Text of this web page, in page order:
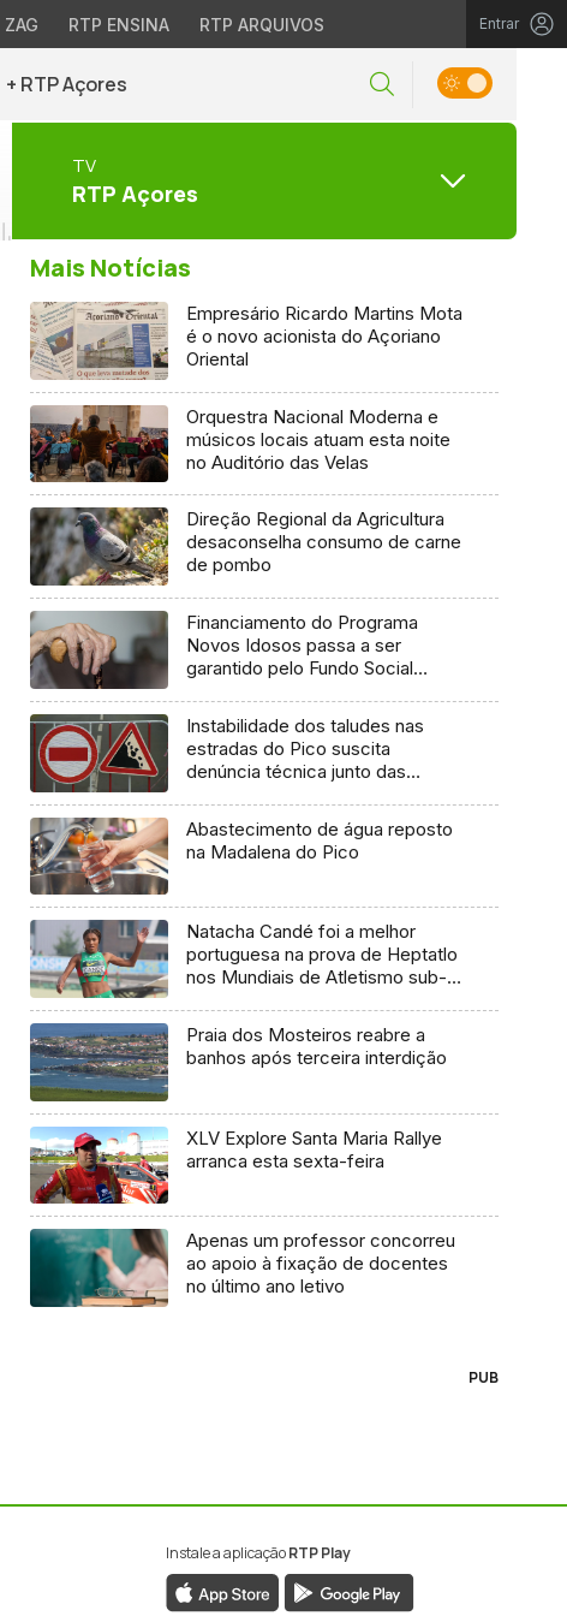
RTP ENSINA RTP ARQUIVOS Entrar
+ RTP Açores
TV
RTP Açores
Mais Notícias
Empresário Ricardo Martins Mota
é o novo acionista do Açoriano
Oriental
Orquestra Nacional Moderna e
músicos locais atuam esta noite
no Auditório das Velas
Direção Regional da Agricultura
desaconselha consumo de carne
de pombo
Financiamento do Programa
Novos Idosos passa a ser
garantido pelo Fundo Social
Instabilidade dos taludes nas
estradas do Pico suscita
denúncia técnica junto das
Abastecimento de água reposto
na Madalena do Pico
Natacha Candé foi a melhor
portuguesa na prova de Heptatlo
nos Mundiais de Atletismo sub-
Praia dos Mosteiros reabre a
banhos após terceira interdição
XLV Explore Santa Maria Rallye
arranca esta sexta-feira
Apenas um professor concorreu
ao apoio à fixação de docentes
no último ano letivo
PUB
Instale a aplicaçãoRTP Play